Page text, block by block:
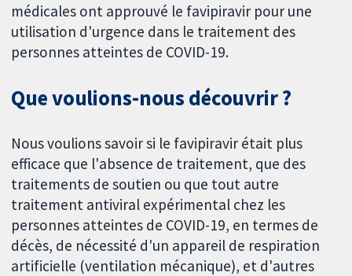
médicales ont approuvé le favipiravir pour une
utilisation d'urgence dans le traitement des
personnes atteintes de COVID-19.
Que voulions-nous découvrir ?
Nous voulions savoir si le favipiravir était plus
efficace que l'absence de traitement, que des
traitements de soutien ou que tout autre
traitement antiviral expérimental chez les
personnes atteintes de COVID-19, en termes de
décès, de nécessité d'un appareil de respiration
artificielle (ventilation mécanique), et d'autres